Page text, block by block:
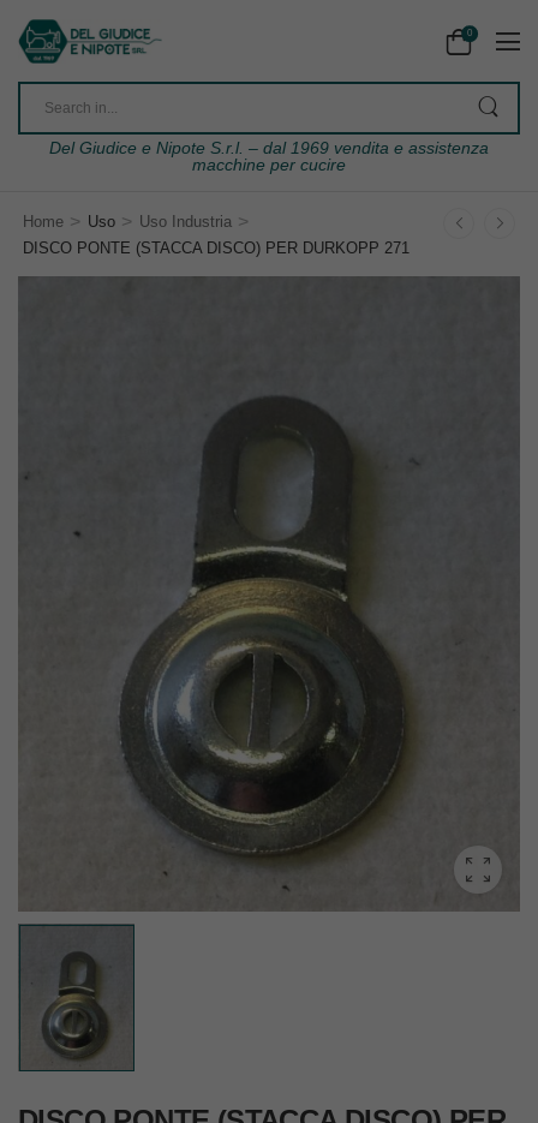
0
Del Giudice e Nipote S.r.l. – dal 1969 vendita e assistenza
macchine per cucire
Home > Uso > Uso Industria >
DISCO PONTE (STACCA DISCO) PER DURKOPP 271